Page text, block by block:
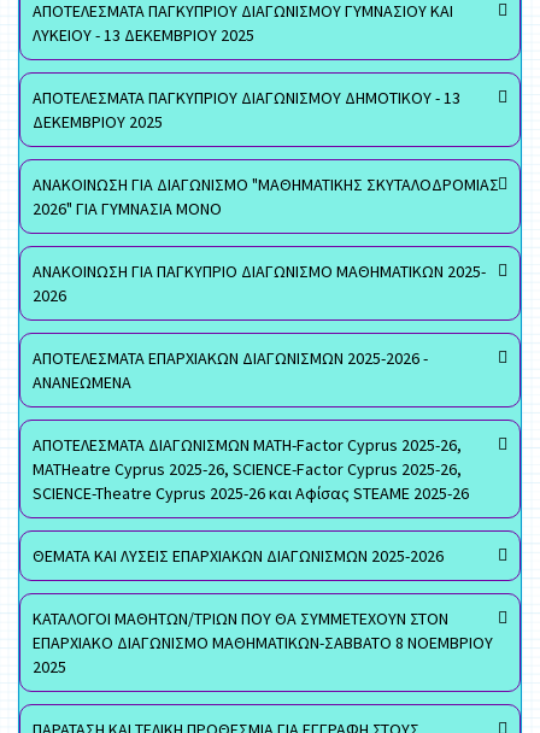
ΑΠΟΤΕΛΕΣΜΑΤΑ ΠΑΓΚΥΠΡΙΟΥ ΔΙΑΓΩΝΙΣΜΟΥ ΓΥΜΝΑΣΙΟΥ ΚΑΙ
ΛΥΚΕΙΟΥ - 13 ΔΕΚΕΜΒΡΙΟΥ 2025
ΑΠΟΤΕΛΕΣΜΑΤΑ ΠΑΓΚΥΠΡΙΟΥ ΔΙΑΓΩΝΙΣΜΟΥ ΔΗΜΟΤΙΚΟΥ - 13
ΔΕΚΕΜΒΡΙΟΥ 2025
ΑΝΑΚΟΙΝΩΣΗ ΓΙΑ ΔΙΑΓΩΝΙΣΜΟ "ΜΑΘΗΜΑΤΙΚΗΣ ΣΚΥΤΑΛΟΔΡΟΜΙΑΣ
2026" ΓΙΑ ΓΥΜΝΑΣΙΑ ΜΟΝΟ
ΑΝΑΚΟΙΝΩΣΗ ΓΙΑ ΠΑΓΚΥΠΡΙΟ ΔΙΑΓΩΝΙΣΜΟ ΜΑΘΗΜΑΤΙΚΩΝ 2025-
2026
ΑΠΟΤΕΛΕΣΜΑΤΑ ΕΠΑΡΧΙΑΚΩΝ ΔΙΑΓΩΝΙΣΜΩΝ 2025-2026 -
ΑΝΑΝΕΩΜΕΝΑ
ΑΠΟΤΕΛΕΣΜΑΤΑ ΔΙΑΓΩΝΙΣΜΩΝ MATH-Factor Cyprus 2025-26,
MATHeatre Cyprus 2025-26, SCIENCE-Factor Cyprus 2025-26,
SCIENCE-Theatre Cyprus 2025-26 και Αφίσας STEAME 2025-26
ΘΕΜΑΤΑ ΚΑΙ ΛΥΣΕΙΣ ΕΠΑΡΧΙΑΚΩΝ ΔΙΑΓΩΝΙΣΜΩΝ 2025-2026
ΚΑΤΑΛΟΓΟΙ ΜΑΘΗΤΩΝ/ΤΡΙΩΝ ΠΟΥ ΘΑ ΣΥΜΜΕΤΕΧΟΥΝ ΣΤΟΝ
ΕΠΑΡΧΙΑΚΟ ΔΙΑΓΩΝΙΣΜΟ ΜΑΘΗΜΑΤΙΚΩΝ-ΣΑΒΒΑΤΟ 8 ΝΟΕΜΒΡΙΟΥ
2025